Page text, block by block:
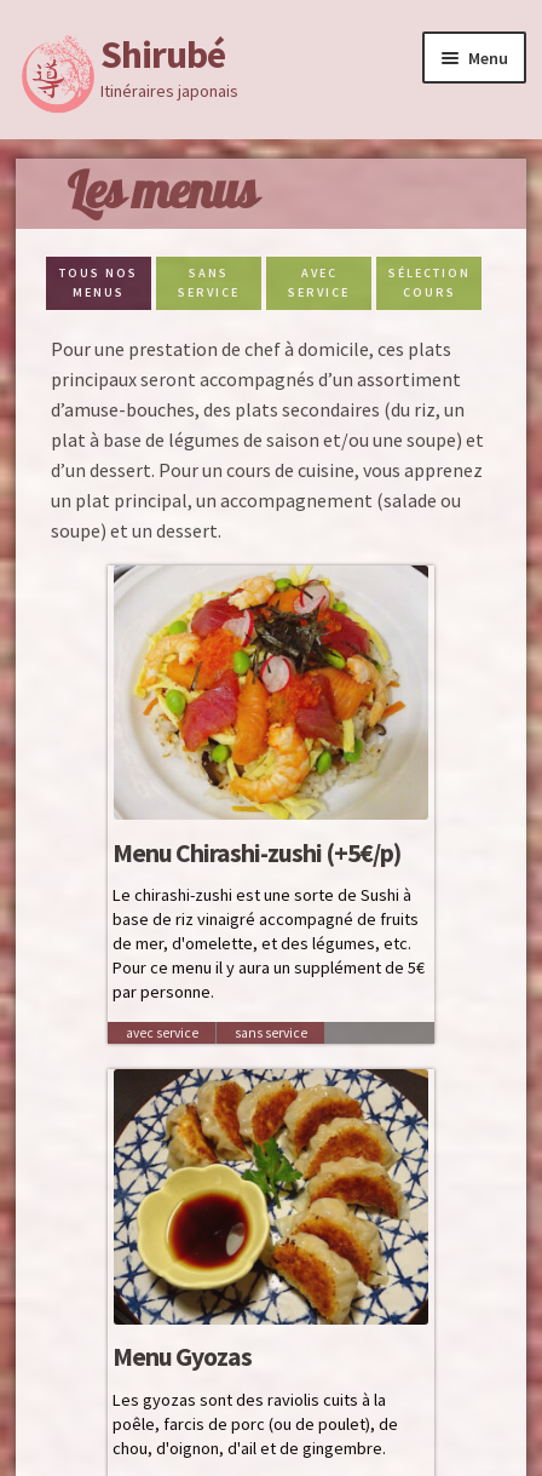
Aller
à
la
navigation
Aller
au
contenu
Shirubé
Itinéraires japonais
Menu
Accueil
Cours de japonais
Cours de shamisen
enfant
Chef à domicile
Ouvrir
Chef à domicile
Apéro dinatoire musical
Cours de cuisine
Les menus
La cuisine japonaise
Les menus
TOUS NOS
MENUS
SANS
SERVICE
AVEC
SERVICE
SÉLECTION
COURS
Pour une prestation de chef à domicile, ces plats
principaux seront accompagnés d’un assortiment
d’amuse-bouches, des plats secondaires (du riz, un
plat à base de légumes de saison et/ou une soupe) et
d’un dessert. Pour un cours de cuisine, vous apprenez
un plat principal, un accompagnement (salade ou
soupe) et un dessert.
Menu Chirashi-zushi (+5€/p)
Le chirashi-zushi est une sorte de Sushi à
base de riz vinaigré accompagné de fruits
de mer, d'omelette, et des légumes, etc.
Pour ce menu il y aura un supplément de 5€
par personne.
avec service sans service
Menu Gyozas
Les gyozas sont des raviolis cuits à la
poêle, farcis de porc (ou de poulet), de
chou, d'oignon, d'ail et de gingembre.